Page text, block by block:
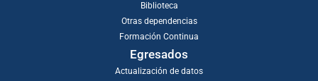
Biblioteca
Otras dependencias
Formación Continua
Egresados
Actualización de datos